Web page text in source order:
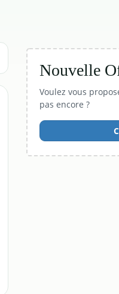
Nouvelle
Voulez vous
pas encore ?